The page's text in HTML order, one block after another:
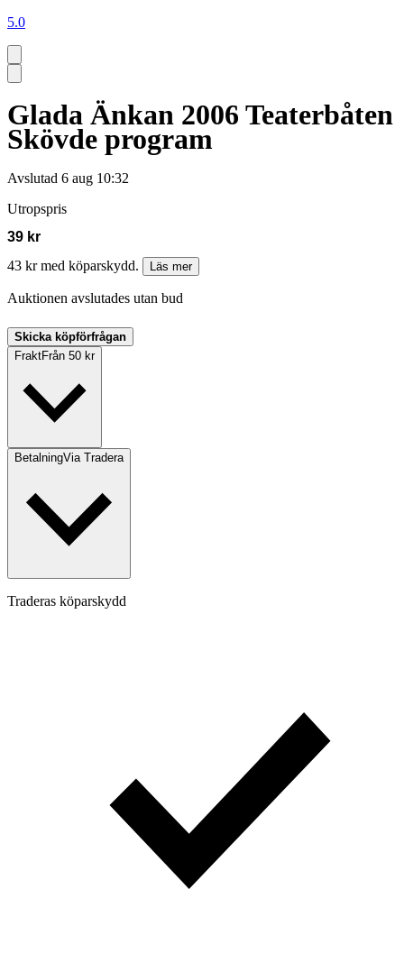
5.0
Glada Änkan 2006 Teaterbåten
Skövde program
Avslutad 6 aug 10:32
Utropspris
39 kr
43 kr med köparskydd.
Läs mer
Auktionen avslutades utan bud
Skicka köpförfrågan
FraktFrån 50 kr
BetalningVia Tradera
Traderas köparskydd